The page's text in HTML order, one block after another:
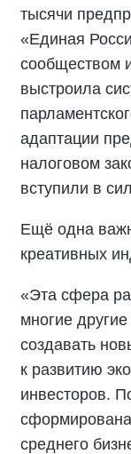
тысячи
«Единая
сообществом
выстроила
адаптации
налоговом
вступили в
Ещё одна
креативных
«Эта сфера
многие
создавать
к развитию
инвесторов.
сформирована
среднего